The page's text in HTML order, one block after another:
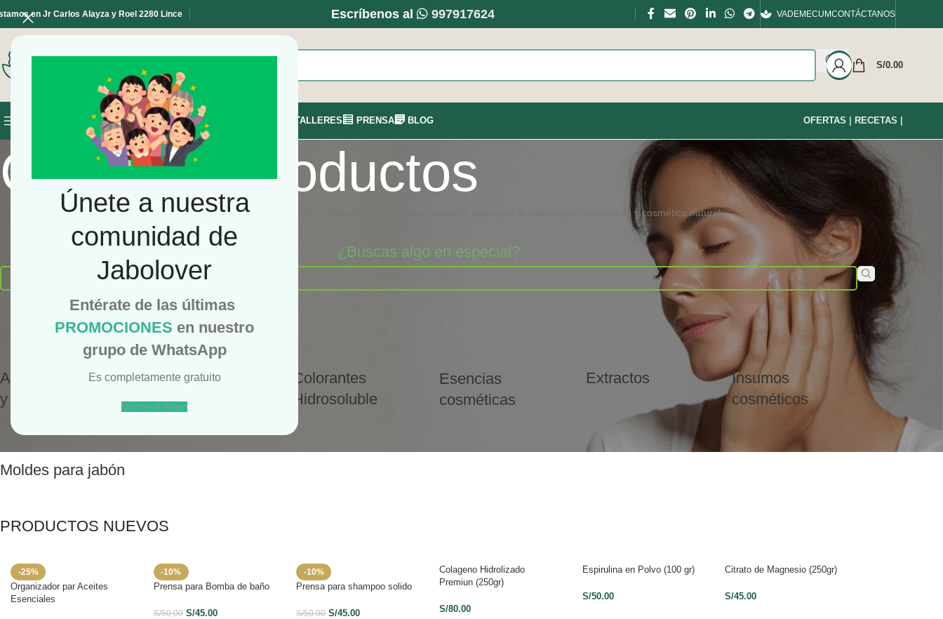
Únete a nuestra
comunidad de
Jabolover
Entérate de las últimas
PROMOCIONES en nuestro
grupo de WhatsApp
Es completamente gratuito
Unirme al Grupo
en Jr Carlos Alayza y Roel 2280 Lince Escríbenos al 997917624 VADEMECUMCONTÁCTANOS
S/0.00
NAVEGAR POR LAS CATEGORÍAS INICIO TALLERES PRENSA BLOG OFERTAS RECETAS
Catalogo Productos
Bienvenido Jabolover a nuestro catalogo, contamos con diversos productos naturales la elaboración de jabones y cosmética natural.
¿Buscas algo en especial?
SELECCIONE LA CATEGORÍA
Aceites vegetales
y oleatos
Arcillas
cosméticas
Colorantes
Hidrosoluble
Esencias
cosméticas
Extractos
Insumos
cosméticos
Moldes para jabón
PRODUCTOS NUEVOS
-25%
Organizador par Aceites
Esenciales
-10%
Prensa para Bomba de baño
S/50.00 S/45.00
-10%
Prensa para shampoo solido
S/50.00 S/45.00
Colageno Hidrolizado
Premiun (250gr)
S/80.00
Espirulina en Polvo (100 gr)
S/50.00
Citrato de Magnesio (250gr)
S/45.00